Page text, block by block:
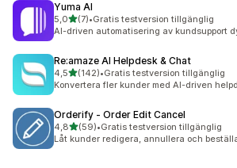
Yuma AI
5,0av 5 stjärnor
(7)
7 recensioner totalt
•Gratis testversion tillgänglig
AI-driven automatisering av kundsupport
Re:amaze AI Helpdesk & Chat
4,5av 5 stjärnor
(142)
142 recensioner totalt
•Gratis testversion tillgänglig
Konvertera fler kunder med AI-driven
Orderify ‑ Order Edit Cancel
4,8av 5 stjärnor
(59)
59 recensioner totalt
•Gratis testversion tillgänglig
Låt kunder redigera, annullera och